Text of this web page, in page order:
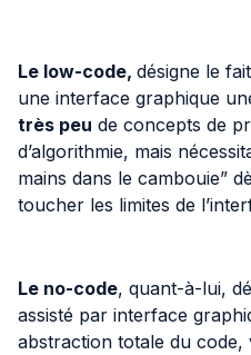
Le low-code, désigne le
une interface graphique
très peu de concepts de
d’algorithmie, mais
mains dans le cambouie”
toucher les limites de
Le no-code, quant-à-lui,
assisté par interface
abstraction totale du code,